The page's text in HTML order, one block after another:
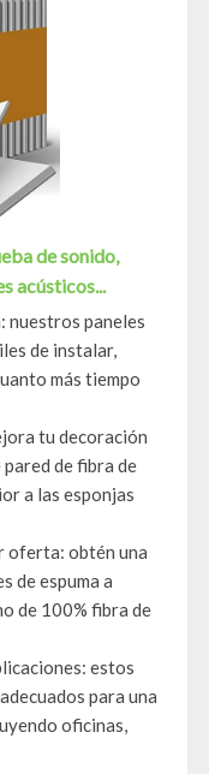
de sonido,
acústicos...
nuestros paneles
de instalar,
más tiempo
tu decoración
de fibra de
a las esponjas
oferta: obtén una
de espuma a
de 100% fibra de
estos
para una
oficinas,